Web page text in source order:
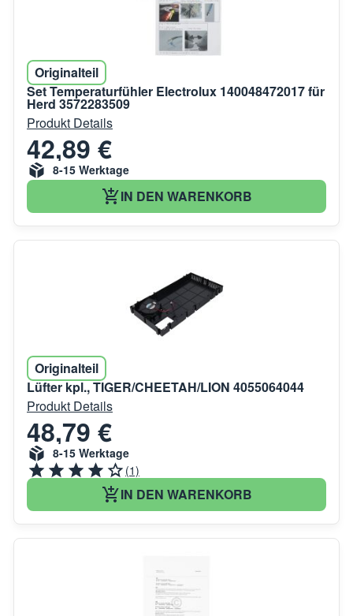
Originalteil
Set Temperaturfühler Electrolux 140048472017 für
Herd 3572283509
Produkt Details
42,89 €
8-15 Werktage
IN DEN WARENKORB
Originalteil
Lüfter kpl., TIGER/CHEETAH/LION 4055064044
Produkt Details
48,79 €
8-15 Werktage
(1)
IN DEN WARENKORB